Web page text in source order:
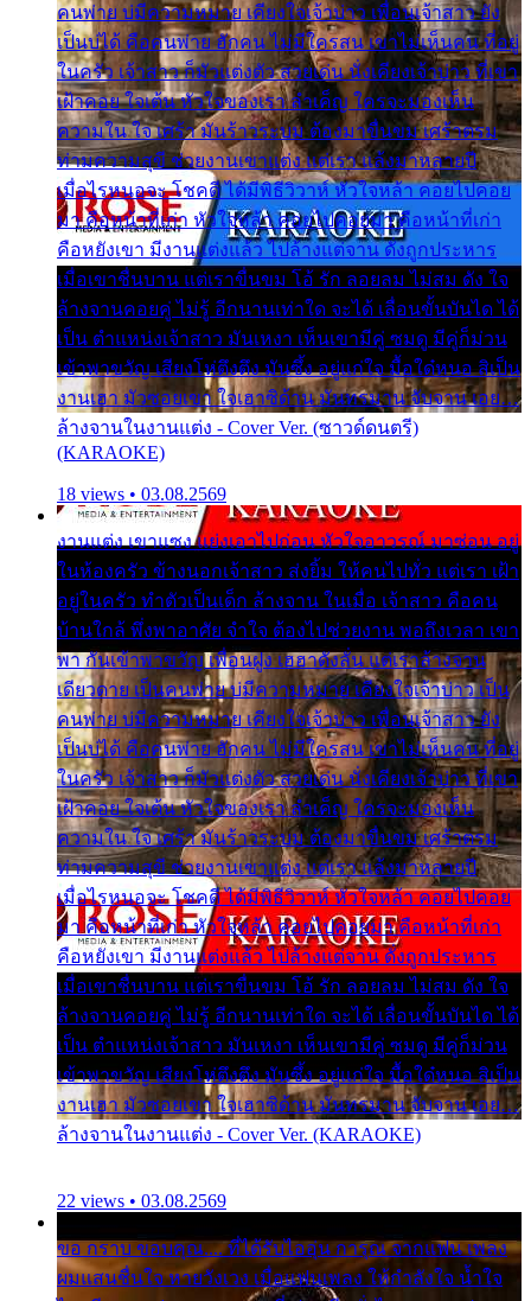
คนพ่าย บ่มีความหมาย เคียงใจเจ้าบ่าว เพื่อนเจ้าสาว ยัง
เป็นบ่ได้ คือคนพ่าย ฮักคน ไม่มีใครสน เขาไม่เห็นคน ที่อยู่
ในครัว เจ้าสาว ก็มัวแต่งตัว สวยเด่น นั่งเคียงเจ้าบ่าว ที่เขา
เฝ้าคอย ใจเต้น หัวใจของเรา ลำเค็ญ ใครจะมองเห็น
ความใน ใจ เศร้า มันร้าวระบม ต้องมาขื่นขม เศร้าตรม
ท่ามความสุขี ช่วยงานเขาแต่ง แต่เรา แล้งมาหลายปี
เมื่อไรหนอจะ โชคดี ได้มีพิธีวิวาห์ หัวใจหล้า คอยไปคอย
มา คือหน้าที่เก่า หัวใจหล้า คอยไปคอยมา คือหน้าที่เก่า
คือหยังเขา มีงานแต่งแล้ว ไปล้างแต่จาน ดั่งถูกประหาร
เมื่อเขาชื่นบาน แต่เราขื่นขม โอ้ รัก ลอยลม ไม่สม ดัง ใจ
ล้างจานคอยคู่ ไม่รู้ อีกนานเท่าใด จะได้ เลื่อนขั้นบันได ได้
เป็น ตำแหน่งเจ้าสาว มันเหงา เห็นเขามีคู่ ซมดู มีคู่ก็ม่วน
เข้าพาขวัญ เสียงโห่ตึงตึง มันซึ้ง อยู่แก่ใจ มื้อใด๋หนอ สิเป็น
งานเฮา มัวซอยเขา ใจเฮาซิด้าน มันทรมาน จับจาน เอย…
ล้างจานในงานแต่ง - Cover Ver. (ซาวด์ดนตรี)
(KARAOKE)
18 views • 03.08.2569
งานแต่ง เขาแซง แย่งเอาไปก่อน หัวใจอาวรณ์ มาซ่อน อยู่
ในห้องครัว ข้างนอกเจ้าสาว ส่งยิ้ม ให้คนไปทั่ว แต่เรา เฝ้า
อยู่ในครัว ทำตัวเป็นเด็ก ล้างจาน ในเมื่อ เจ้าสาว คือคน
บ้านใกล้ พึ่งพาอาศัย จำใจ ต้องไปช่วยงาน พอถึงเวลา เขา
พา กันเข้าพาขวัญ เพื่อนฝูง เฮฮาดังลั่น แต่เราล้างจาน
เดียวดาย เป็นคนพ่าย บ่มีความหมาย เคียงใจเจ้าบ่าว เป็น
คนพ่าย บ่มีความหมาย เคียงใจเจ้าบ่าว เพื่อนเจ้าสาว ยัง
เป็นบ่ได้ คือคนพ่าย ฮักคน ไม่มีใครสน เขาไม่เห็นคน ที่อยู่
ในครัว เจ้าสาว ก็มัวแต่งตัว สวยเด่น นั่งเคียงเจ้าบ่าว ที่เขา
เฝ้าคอย ใจเต้น หัวใจของเรา ลำเค็ญ ใครจะมองเห็น
ความใน ใจ เศร้า มันร้าวระบม ต้องมาขื่นขม เศร้าตรม
ท่ามความสุขี ช่วยงานเขาแต่ง แต่เรา แล้งมาหลายปี
เมื่อไรหนอจะ โชคดี ได้มีพิธีวิวาห์ หัวใจหล้า คอยไปคอย
มา คือหน้าที่เก่า หัวใจหล้า คอยไปคอยมา คือหน้าที่เก่า
คือหยังเขา มีงานแต่งแล้ว ไปล้างแต่จาน ดั่งถูกประหาร
เมื่อเขาชื่นบาน แต่เราขื่นขม โอ้ รัก ลอยลม ไม่สม ดัง ใจ
ล้างจานคอยคู่ ไม่รู้ อีกนานเท่าใด จะได้ เลื่อนขั้นบันได ได้
เป็น ตำแหน่งเจ้าสาว มันเหงา เห็นเขามีคู่ ซมดู มีคู่ก็ม่วน
เข้าพาขวัญ เสียงโห่ตึงตึง มันซึ้ง อยู่แก่ใจ มื้อใด๋หนอ สิเป็น
งานเฮา มัวซอยเขา ใจเฮาซิด้าน มันทรมาน จับจาน เอย…
ล้างจานในงานแต่ง - Cover Ver. (KARAOKE)
22 views • 03.08.2569
ขอ กราบ ขอบคุณ.... ที่ได้รับไออุ่น การุณ จากแฟน เพลง
ผมแสนชื่นใจ หายวังเวง เมื่อแฟนเพลง ให้กำลังใจ น้ำใจ